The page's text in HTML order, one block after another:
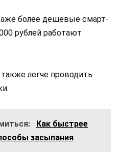
более дешевые смарт-
рублей работают
легче проводить
Как быстрее
засыпания